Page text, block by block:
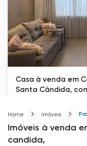
Home Imóveis
Imóveis à venda
candida,
Casa à venda em
Santa Cândida,
R$ 1.299.000